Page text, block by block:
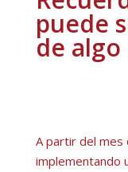
puede
de
A partir del
implementando